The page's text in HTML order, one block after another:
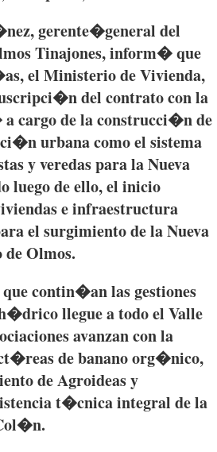
,gerente�general del
Tinajones,inform�que
, el MinisteriodeVivienda,
del contratocon la
a cargo de laconstrucci�nde
urbanacomoel sistema
yveredasparalaNueva
luegodeello, el inicio
einfraestructura
el surgimientode laNueva
deOlmos.
quecontin�anlasgestiones
llegueatodoel Valle
avanzancon la
debananoorg�nico,
deAgroideasy
t�cnicaintegral de la
.